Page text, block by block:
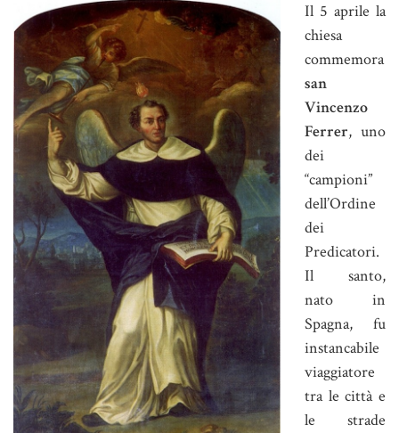
Il 5 aprile la
chiesa
commemora
san
Vincenzo
Ferrer, uno
dei
“campioni”
dell’Ordine
dei
Predicatori.
Il santo,
nato in
Spagna, fu
instancabile
viaggiatore
tra le città e
le strade